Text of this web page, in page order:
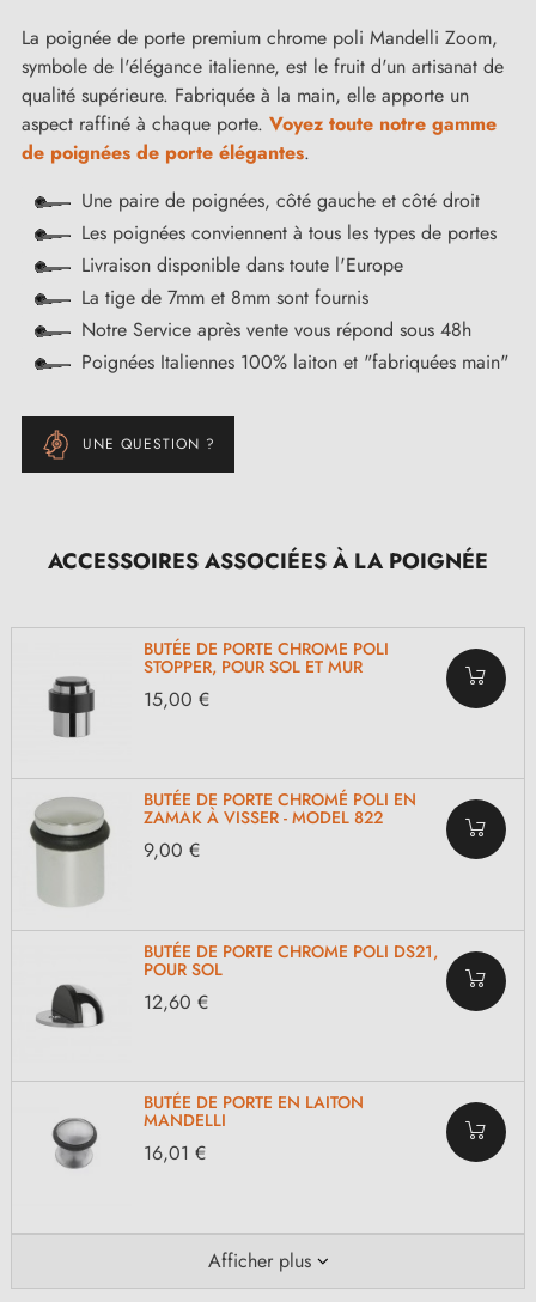
La poignée de porte premium chrome poli Mandelli Zoom,
symbole de l'élégance italienne, est le fruit d'un artisanat de
qualité supérieure. Fabriquée à la main, elle apporte un
aspect raffiné à chaque porte. Voyez toute notre gamme
de poignées de porte élégantes.
Une paire de poignées, côté gauche et côté droit
Les poignées conviennent à tous les types de portes
Livraison disponible dans toute l'Europe
La tige de 7mm et 8mm sont fournis
Notre Service après vente vous répond sous 48h
Poignées Italiennes 100% laiton et "fabriquées main"
UNE QUESTION ?
ACCESSOIRES ASSOCIÉES À LA POIGNÉE
BUTÉE DE PORTE CHROME POLI
STOPPER, POUR SOL ET MUR
15,00 €
BUTÉE DE PORTE CHROMÉ POLI EN
ZAMAK À VISSER - MODEL 822
9,00 €
BUTÉE DE PORTE CHROME POLI DS21,
POUR SOL
12,60 €
BUTÉE DE PORTE EN LAITON
MANDELLI
16,01 €
Afficher plus